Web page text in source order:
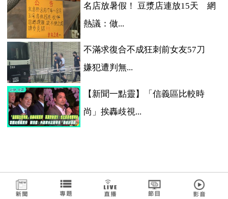
名店放暑假！ 豆漿店連放15天 網
熱議：做...
不滿求復合不成狂刺前女友57刀
嫌犯遭判無...
【新聞一點靈】「信義區比較時
尚」挨轟歧視...